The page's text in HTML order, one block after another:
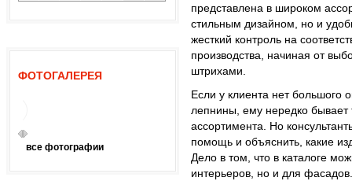
ФОТОГАЛЕРЕЯ
все фотографии
представлена в широком
стильным дизайном, но и
жесткий контроль на
производства, начиная от
штрихами.
Если у клиента нет большого
лепнины, ему нередко бывает
ассортимента. Но
помощь и объяснить, какие
Дело в том, что в каталоге
интерьеров, но и для фасадов.